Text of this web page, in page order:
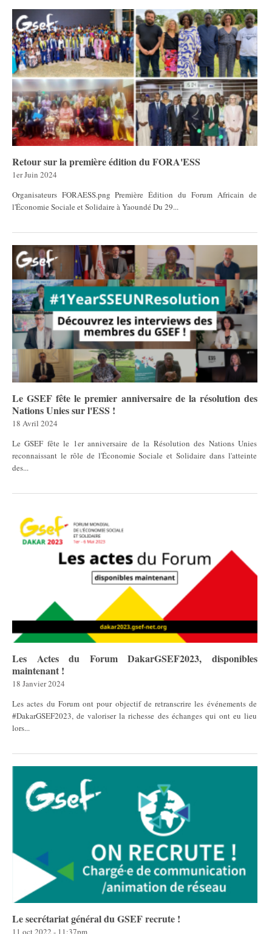
Retour sur la première édition du FORA'ESS
1er Juin 2024
Organisateurs FORAESS.png Première Édition du Forum Africain de
l'Économie Sociale et Solidaire à Yaoundé Du 29...
Le GSEF fête le premier anniversaire de la résolution des
Nations Unies sur l'ESS !
18 Avril 2024
Le GSEF fête le 1er anniversaire de la Résolution des Nations Unies
reconnaissant le rôle de l'Économie Sociale et Solidaire dans l'atteinte
des...
Les Actes du Forum DakarGSEF2023, disponibles
maintenant !
18 Janvier 2024
Les actes du Forum ont pour objectif de retranscrire les événements de
#DakarGSEF2023, de valoriser la richesse des échanges qui ont eu lieu
lors...
Le secrétariat général du GSEF recrute !
11 oct 2022 - 11:37pm